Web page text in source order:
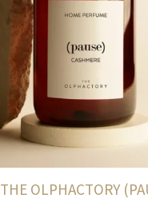
THE OLPHACTORY